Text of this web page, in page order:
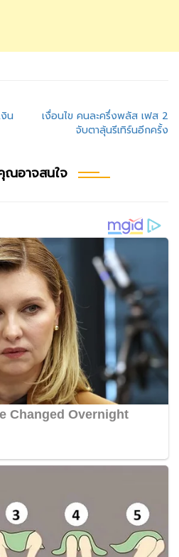
น
เงื่อนไข คนละครึ่งพลัส เฟส 2
จับตาลุ้นรีเทิร์นอีกครั้ง
ณอาจสนใจ